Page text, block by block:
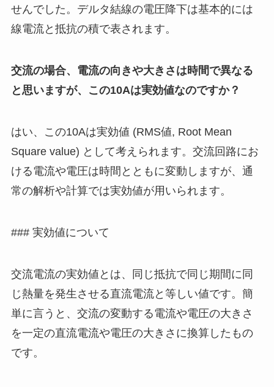
せんでした。デルタ結線の電圧降下は基本的には
線電流と抵抗の積で表されます。
交流の場合、電流の向きや大きさは時間で異なる
と思いますが、この10Aは実効値なのですか？
はい、この10Aは実効値 (RMS値, Root Mean
Square value) として考えられます。交流回路にお
ける電流や電圧は時間とともに変動しますが、通
常の解析や計算では実効値が用いられます。
### 実効値について
交流電流の実効値とは、同じ抵抗で同じ期間に同
じ熱量を発生させる直流電流と等しい値です。簡
単に言うと、交流の変動する電流や電圧の大きさ
を一定の直流電流や電圧の大きさに換算したもの
です。